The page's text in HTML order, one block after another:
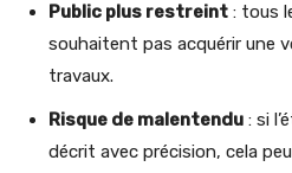
Public plus restreint : tous
souhaitent pas acquérir une
travaux.
Risque de malentendu : si
décrit avec précision, cela